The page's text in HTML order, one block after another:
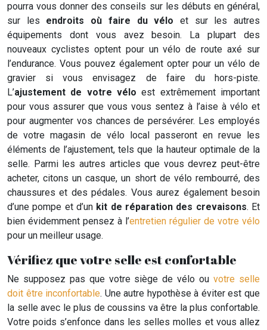
pourra vous donner des conseils sur les débuts en général,
sur les endroits où faire du vélo et sur les autres
équipements dont vous avez besoin. La plupart des
nouveaux cyclistes optent pour un vélo de route axé sur
l’endurance. Vous pouvez également opter pour un vélo de
gravier si vous envisagez de faire du hors-piste.
L’ajustement de votre vélo est extrêmement important
pour vous assurer que vous vous sentez à l’aise à vélo et
pour augmenter vos chances de persévérer. Les employés
de votre magasin de vélo local passeront en revue les
éléments de l’ajustement, tels que la hauteur optimale de la
selle. Parmi les autres articles que vous devrez peut-être
acheter, citons un casque, un short de vélo rembourré, des
chaussures et des pédales. Vous aurez également besoin
d’une pompe et d’un kit de réparation des crevaisons. Et
bien évidemment pensez à l’entretien régulier de votre vélo
pour un meilleur usage.
Vérifiez que votre selle est confortable
Ne supposez pas que votre siège de vélo ouvotre selle
doit être inconfortable. Une autre hypothèse à éviter est que
la selle avec le plus de coussins va être la plus confortable.
Votre poids s’enfonce dans les selles molles et vous allez